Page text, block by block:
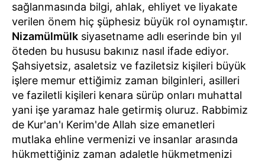
sağlanmasında bilgi, ahlak, ehliyet ve liyakate
verilen önem hiç şüphesiz büyük rol oynamıştır.
Nizamülmülk siyasetname adlı eserinde bin yıl
öteden bu hususu bakınız nasıl ifade ediyor.
Şahsiyetsiz, asaletsiz ve faziletsiz kişileri büyük
işlere memur ettiğimiz zaman bilginleri, asilleri
ve faziletli kişileri kenara sürüp onları muhattal
yani işe yaramaz hale getirmiş oluruz. Rabbimiz
de Kur'an'ı Kerim'de Allah size emanetleri
mutlaka ehline vermenizi ve insanlar arasında
hükmettiğiniz zaman adaletle hükmetmenizi